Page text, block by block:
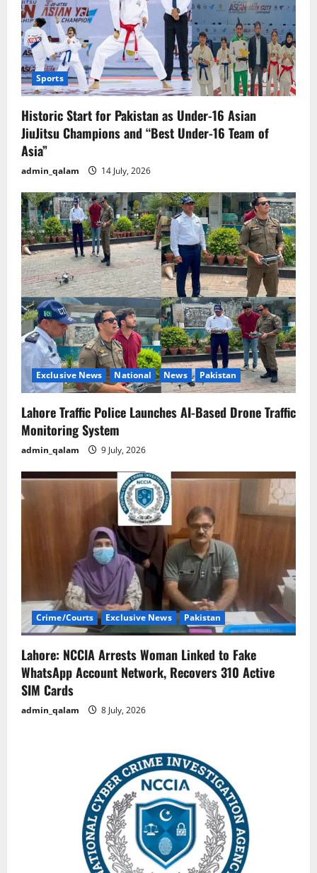
Sports
Historic Start for Pakistan as Under-16 Asian
JiuJitsu Champions and “Best Under-16 Team of
Asia”
admin_qalam 14 July, 2026
Exclusive News National News Pakistan
Lahore Traffic Police Launches AI-Based Drone Traffic
Monitoring System
admin_qalam 9 July, 2026
Crime/Courts Exclusive News Pakistan
Lahore: NCCIA Arrests Woman Linked to Fake
WhatsApp Account Network, Recovers 310 Active
SIM Cards
admin_qalam 8 July, 2026